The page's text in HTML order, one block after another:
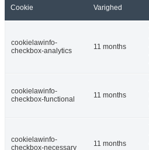
Cookie Varighed
cookielawinfo-
checkbox-analytics
11 months
cookielawinfo-
checkbox-functional
11 months
cookielawinfo-
checkbox-necessary
11 months